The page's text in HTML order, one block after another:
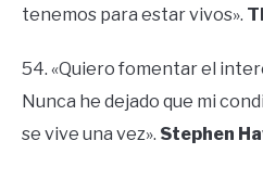
tenemos para estar vivos».
54. «Quiero fomentar el
Nunca he dejado que mi
se vive una vez». Stephen